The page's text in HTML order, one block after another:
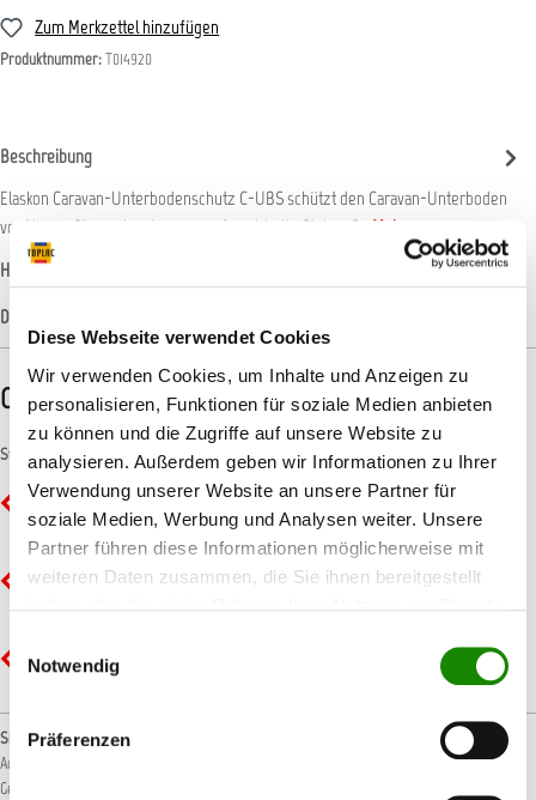
Diese Webseite verwendet Cookies
Wir verwenden Cookies, um Inhalte und Anzeigen zu
personalisieren, Funktionen für soziale Medien anbieten
zu können und die Zugriffe auf unsere Website zu
analysieren. Außerdem geben wir Informationen zu Ihrer
Verwendung unserer Website an unsere Partner für
soziale Medien, Werbung und Analysen weiter. Unsere
Partner führen diese Informationen möglicherweise mit
weiteren Daten zusammen, die Sie ihnen bereitgestellt
Notwendig
Präferenzen
Zum Merkzettel hinzufügen
Produktnummer:T014920
Beschreibung
Elaskon Caravan-Unterbodenschutz C-UBS schützt den Caravan-Unterboden
vor Nässe, Streusalze, Laugen, aufgewirbelte Steine, S… Mehr
Hersteller-Informationen
Datenblätter
CLP-/REACH-Hinweise
Symbole
GHS02 - Flamme: Entzündbar
GHS07 - Ausrufezeichen: Gesundheitsgefahr
GHS09 - Umwelt: Umweltgefährlich
Signalwort
Achtung!
Gefahr!